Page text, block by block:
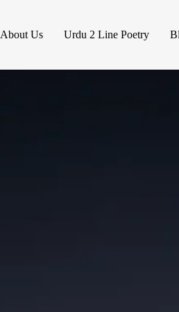
About Us Urdu 2 Line Poetry